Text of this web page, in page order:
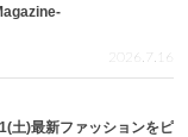
2026.7.16
土)最新ファッションをピ